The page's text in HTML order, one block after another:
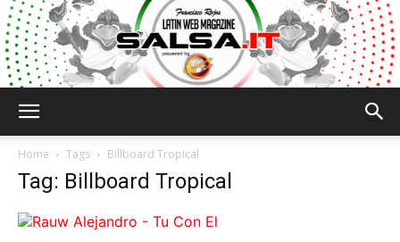
Home Tags Billboard Tropical
Tag: Billboard Tropical